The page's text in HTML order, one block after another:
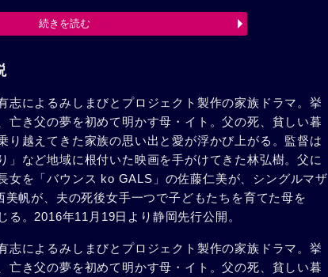
続きを読む
志によるみしまびとプロジェクト製作の家族ドラマ。挙
亡き父の夢を初めて明かす母・イト。父の死、貧しい暮
り越えてきた家族の思い出と愛が浮かび上がる。監督は
」など地域に根付いた映画を手がけてきた林弘樹。父に
女を「バウンス ko GALS」の佐藤仁美が、シングルマザ
帆が、夫の死後女手一つで子どもたちを育てた母を
る。2016年11月19日より静岡先行公開。
志によるみしまびとプロジェクト製作の家族ドラマ。挙
亡き父の夢を初めて明かす母・イト。父の死、貧しい暮